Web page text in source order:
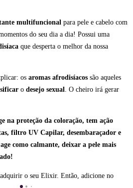
multifuncional para pele e cabelo com
do seu dia a dia! Possui uma
que desperta o melhor da nossa
os aromas afrodisíacos são aqueles
o desejo sexual. O cheiro irá gerar
na proteção da coloração, tem ação
filtro UV Capilar, desembaraçador e
como calmante, deixar a pele mais
o seu Elixir. Então, adicione no